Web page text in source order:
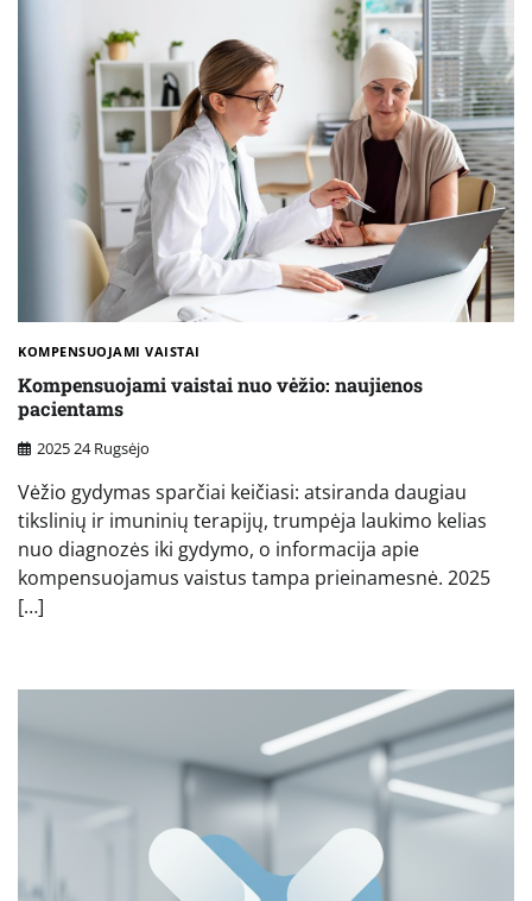
KOMPENSUOJAMI VAISTAI
Kompensuojami vaistai nuo vėžio: naujienos
pacientams
2025 24 Rugsėjo
Vėžio gydymas sparčiai keičiasi: atsiranda daugiau
tikslinių ir imuninių terapijų, trumpėja laukimo kelias
nuo diagnozės iki gydymo, o informacija apie
kompensuojamus vaistus tampa prieinamesnė. 2025
[…]